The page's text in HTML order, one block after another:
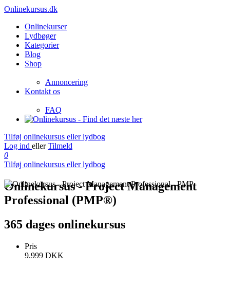
Onlinekursus.dk
Onlinekurser
Lydbøger
Kategorier
Blog
Shop
Annoncering
Kontakt os
FAQ
Tilføj onlinekursus eller lydbog
Log ind eller Tilmeld
0
Tilføj onlinekursus eller lydbog
Onlinekursus - Project Management
Professional (PMP®)
365 dages onlinekursus
Pris
9.999 DKK